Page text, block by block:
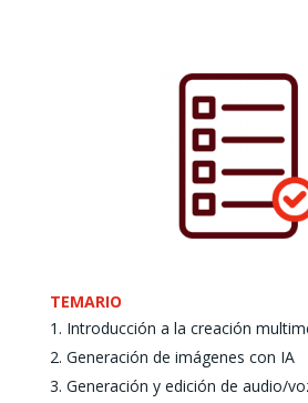
TEMARIO
Introducción a la creación
Generación de imágenes con IA
Generación y edición de audio/